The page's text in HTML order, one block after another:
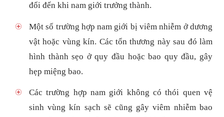
đổi đến khi nam giới trưởng thành.
Một số trường hợp nam giới bị viêm nhiễm ở dương
vật hoặc vùng kín. Các tổn thương này sau đó làm
hình thành sẹo ở quy đầu hoặc bao quy đầu, gây
hẹp miệng bao.
Các trường hợp nam giới không có thói quen vệ
sinh vùng kín sạch sẽ cũng gây viêm nhiễm bao